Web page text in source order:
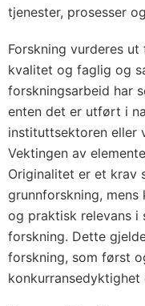
tjenester, prosesser
Forskning vurderes
kvalitet og faglig og
forskningsarbeid har
enten det er utført i
instituttsektoren eller
Vektingen av
Originalitet er et krav
grunnforskning,
og praktisk relevans i
forskning. Dette
forskning, som først